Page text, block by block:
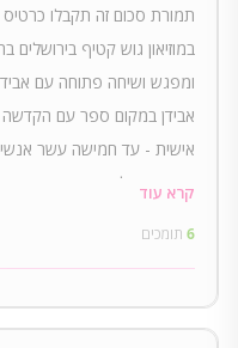
תמורת סכום זה תקבלו כרטיס
במוזיאון גוש קטיף
ומפגש ושיחה פתוחה עם
אבידן במקום ספר עם הקדשה
אישית - עד חמישה עשר
ההשקה של הספר
קרא עוד
6 תומכים